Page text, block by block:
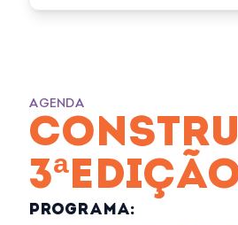
AGENDA
Programa: